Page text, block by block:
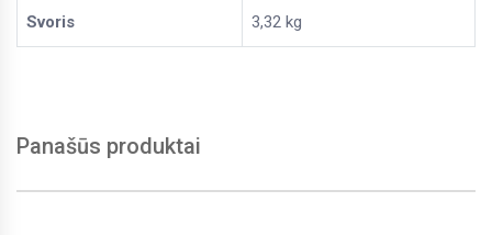
Svoris 3,32 kg
Panašūs produktai